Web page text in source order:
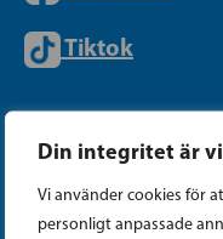
Din integritet är
Vi använder cookies för
personligt anpassade
Tiktok
PARTIKANSLIET
Telefon (09) 693